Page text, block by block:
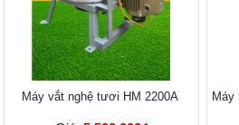
Máy vắt nghệ tươi HM 2200A
Máy